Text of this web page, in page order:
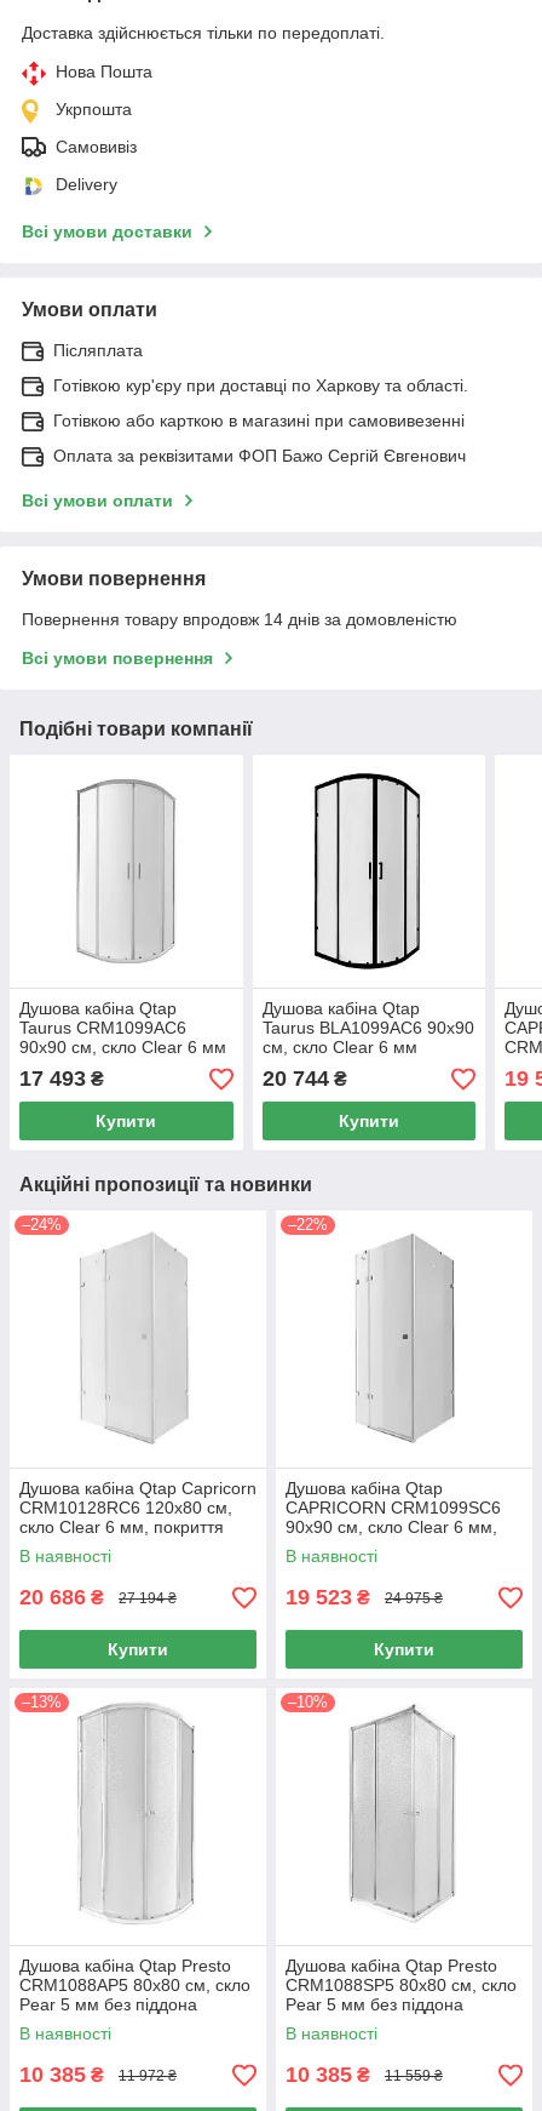
Доставка здійснюється тільки по передоплаті.
Нова Пошта
Укрпошта
Самовивіз
Delivery
Всі умови доставки
Умови оплати
Післяплата
Готівкою кур'єру при доставці по Харкову та області.
Готівкою або карткою в магазині при самовивезенні
Оплата за реквізитами ФОП Бажо Сергій Євгенович
Всі умови оплати
Умови повернення
Повернення товару впродовж 14 днів за домовленістю
Всі умови повернення
Подібні товари компанії
Душова кабіна Qtap
Taurus CRM1099AC6
90х90 см, скло Clear 6 мм
покриття CalcLess, без
піддона
17 493 ₴
Купити
Душова кабіна Qtap
Taurus BLA1099AC6 90х90
см, скло Clear 6 мм
покриття CalcLess, без
піддона
20 744₴
Купити
без
19
Акційні пропозиції та новинки
–24%
Душова кабіна Qtap Capricorn
CRM10128RC6 120x80 см,
скло Clear 6 мм, покриття
CalcLess без піддона
В наявності
20 686 ₴ 27 194 ₴
Купити
–22%
Душова кабіна Qtap
CAPRICORN CRM1099SC6
90х90 см, скло Clear 6 мм,
CalcLess, без піддона
В наявності
19 523 ₴ 24 975 ₴
Купити
–13%
Душова кабіна Qtap Presto
CRM1088AP5 80х80 см, скло
Pear 5 мм без піддона
В наявності
10 385 ₴ 11 972 ₴
–10%
Душова кабіна Qtap Presto
CRM1088SP5 80х80 см, скло
Pear 5 мм без піддона
В наявності
10 385 ₴ 11 559 ₴